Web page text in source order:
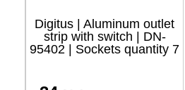
Digitus | Aluminum outlet
strip with switch | DN-
95402 | Sockets quantity 7